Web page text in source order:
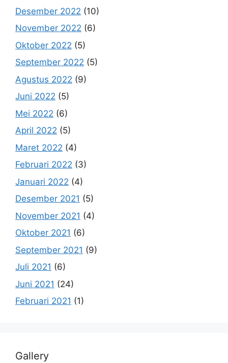
Desember 2022 (10)
November 2022 (6)
Oktober 2022 (5)
September 2022 (5)
Agustus 2022 (9)
Juni 2022 (5)
Mei 2022 (6)
April 2022 (5)
Maret 2022 (4)
Februari 2022 (3)
Januari 2022 (4)
Desember 2021 (5)
November 2021 (4)
Oktober 2021 (6)
September 2021 (9)
Juli 2021 (6)
Juni 2021 (24)
Februari 2021 (1)
Gallery